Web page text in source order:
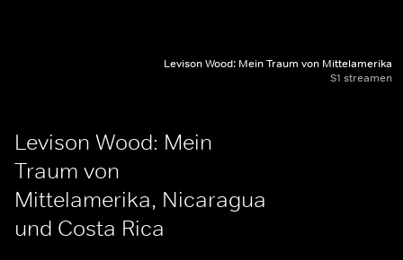
Levison Wood: Mein Traum von Mittelamerika
S1 streamen
Levison Wood: Mein
Traum von
Mittelamerika, Nicaragua
und Costa Rica